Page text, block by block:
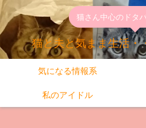
猫さん中心のドタ
猫と夫と気まま生活・
気になる情報系
私のアイドル